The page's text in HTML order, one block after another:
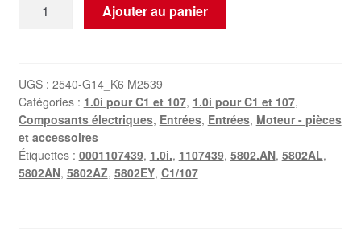
C1
Peugeot
107
1.0i
0001107439
5802AN
Ajouter au panier
UGS : 2540-G14_K6 M2539
Catégories : 1.0i pour C1 et 107, 1.0i pour C1 et 107,
Composants électriques, Entrées, Entrées, Moteur - pièces
et accessoires
Étiquettes : 0001107439, 1.0i., 1107439, 5802.AN, 5802AL,
5802AN, 5802AZ, 5802EY, C1/107